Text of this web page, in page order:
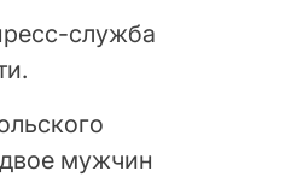
служба
мужчин